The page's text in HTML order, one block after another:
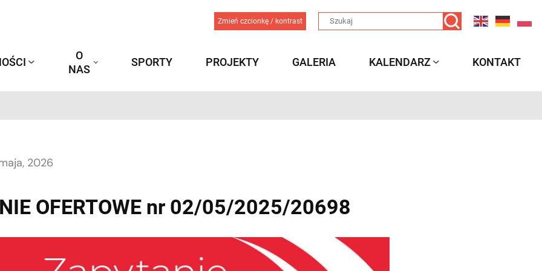
Zmień czcionkę / kontrast
O
NAS
SPORTY PROJEKTY GALERIA KALENDARZ KONTAKT
2026
OFERTOWE nr 02/05/2025/20698